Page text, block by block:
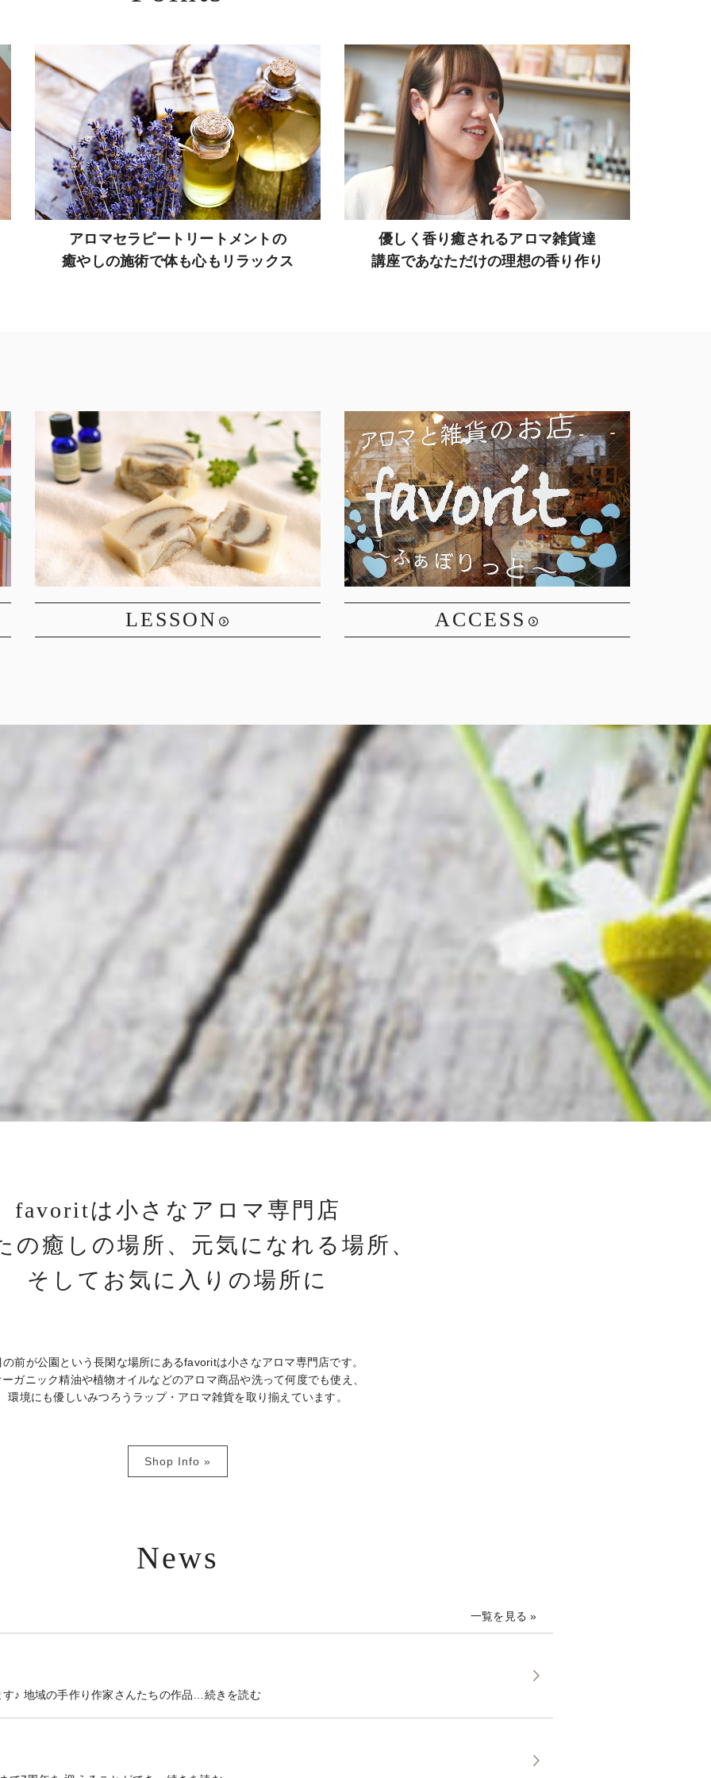
アロマセラピートリートメントの
癒やしの施術で体も心もリラックス
優しく香り癒されるアロマ雑貨達
講座であなただけの理想の香り作り
LESSON ACCESS
favoritは小さなアロマ専門店
の癒しの場所、 元気になれる場所、
そしてお気に入りの場所に
の前が公園という長閑な場所にあるfavoritは小さなアロマ専門店です。
ーガニック精油や植物オイルなどのアロマ商品や洗って何度でも使え、
環境にも優しいみつろうラップ・アロマ雑貨を取り揃えています。
Shop Info »
News
一覧を見る »
♪ 地域の手作り作家さんたちの作品…続きを読む